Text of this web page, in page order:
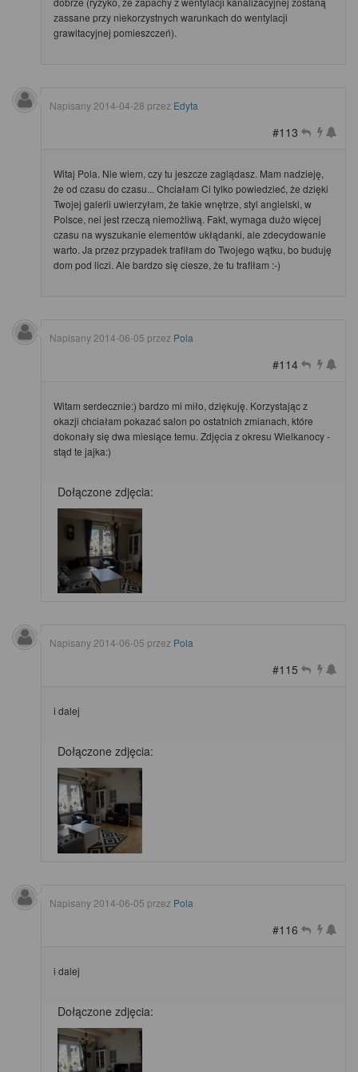
zassane przy niekorzystnych warunkach do wentylacji
grawitacyjnej pomieszczeń).
Napisany 2014-04-28 przez Edyta
#113
Witaj Pola. Nie wiem, czy tu jeszcze zaglądasz. Mam nadzieję,
że od czasu do czasu... Chciałam Ci tylko powiedzieć, że dzięki
Twojej galerii uwierzyłam, że takie wnętrze, styl angielski, w
Polsce, nei jest rzeczą niemożliwą. Fakt, wymaga dużo więcej
czasu na wyszukanie elementów ukłądanki, ale zdecydowanie
warto. Ja przez przypadek trafiłam do Twojego wątku, bo buduję
dom pod liczi. Ale bardzo się ciesze, że tu trafiłam :-)
Napisany 2014-06-05 przez Pola
#114
Witam serdecznie:) bardzo mi miło, dziękuję. Korzystając z
okazji chciałam pokazać salon po ostatnich zmianach, które
dokonały się dwa miesiące temu. Zdjęcia z okresu Wielkanocy -
stąd te jajka:)
Dołączone zdjęcia:
Napisany2014-06-05 przez Pola
#115
i dalej
Dołączone zdjęcia:
Napisany 2014-06-05 przez Pola
#116
i dalej
Dołączone zdjęcia: